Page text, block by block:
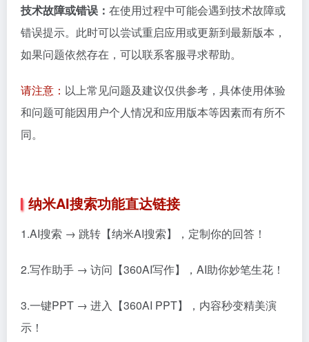
技术故障或错误： 在使用过程中可能会遇到技术故障或
错误提示。此时可以尝试重启应用或更新到最新版本，
如果问题依然存在，可以联系客服寻求帮助。
请注意： 以上常见问题及建议仅供参考，具体使用体验
和问题可能因用户个人情况和应用版本等因素而有所不
同。
纳米AI搜索功能直达链接
1.AI搜索 → 跳转【纳米AI搜索】，定制你的回答！
2.写作助手 → 访问【360AI写作】，AI助你妙笔生花！
3.一键PPT → 进入【360AI PPT】，内容秒变精美演
示！